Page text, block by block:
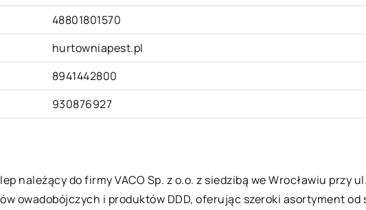
48801801570
hurtowniapest.pl
8941442800
930876927
należący do firmy VACO Sp. z o.o. z siedzibą we Wrocławiu przy
owadobójczych i produktów DDD, oferując szeroki asortyment